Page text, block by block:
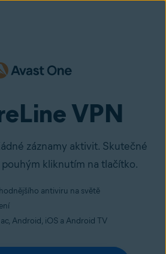
VPN
záznamy aktivit. Skutečné
kliknutím na tlačítko.
antiviru na světě
Android, iOS a Android TV